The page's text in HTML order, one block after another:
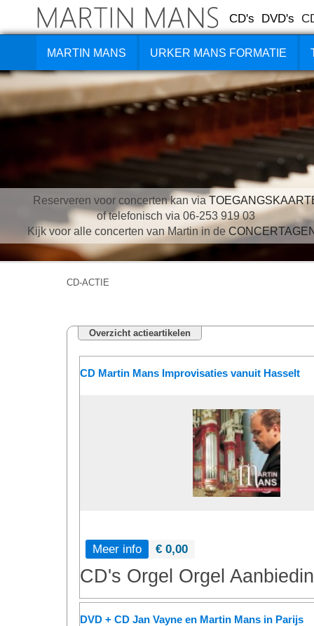
CD's DVD's
MARTIN MANS URKER MANS FORMATIE
Reserveren voor concerten kan via
of telefonisch via 06-253 919 03
Kijk voor alle concerten van Martin in de
CD-ACTIE
Overzicht actieartikelen
CD Martin Mans Improvisaties vanuit Hasselt
Meer info € 0,00
CD's Orgel Orgel
DVD + CD Jan Vayne en Martin Mans in Parijs